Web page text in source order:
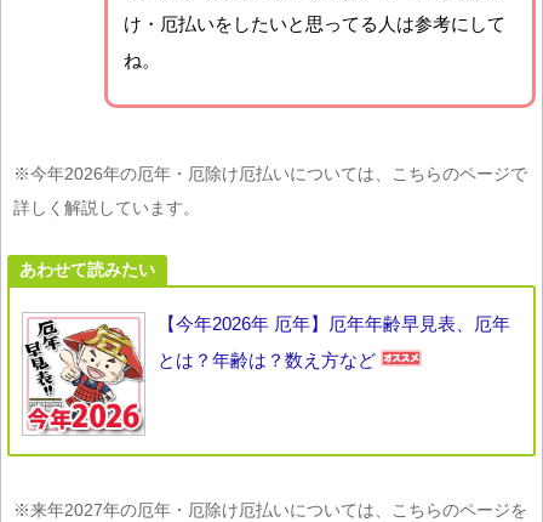
け・厄払いをしたいと思ってる人は参考にして
ね。
※今年2026年の厄年・厄除け厄払いについては、こちらのページで
詳しく解説しています。
あわせて読みたい
【今年2026年 厄年】厄年年齢早見表、厄年
とは？年齢は？数え方など
※来年2027年の厄年・厄除け厄払いについては、こちらのページを